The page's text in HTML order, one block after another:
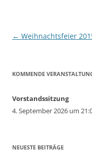
Beitragsnavigation
← Weihnachtsfeier
KOMMENDE
Vorstandssitzung
4. September 2026 um
NEUESTE BEITRÄGE